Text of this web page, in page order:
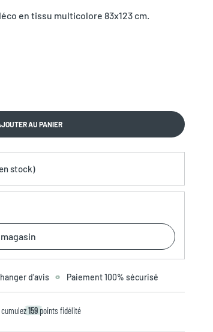
en tissu multicolore 83x123 cm.
AU PANIER
stock)
d’avis Paiement 100% sécurisé
159 points fidélité